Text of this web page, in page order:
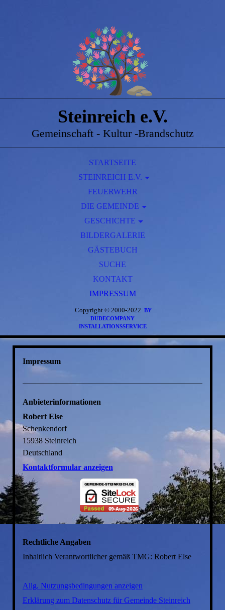
Steinreich e.V.
Gemeinschaft - Kultur -Brandschutz
STARTSEITE
STEINREICH E.V.
DORFGEMEINSCHAFTSHAUS STEINREICH
FEUERWEHR
DIE GEMEINDE
AMTSBLATT
GEOPORTAL
SATZUNGEN
NOTRUF
GESCHICHTE
LANDSCHLEICHER
SAGEN VON SCHENKENDORF
BILDERGALERIE
GÄSTEBUCH
SUCHE
KONTAKT
IMPRESSUM
Copyright © 2000-2022 BY
DUDECOMPANY
INSTALLATIONSSERVICE
Impressum
Anbieterinformationen
Robert Else
Schenkendorf
15938 Steinreich
Deutschland
Kontaktformular anzeigen
Rechtliche Angaben
Inhaltlich Verantwortlicher gemäß TMG: Robert Else
Allg. Nutzungsbedingungen anzeigen
Erklärung zum Datenschutz für Gemeinde Steinreich